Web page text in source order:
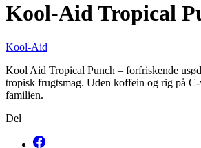
Kool-Aid Tropical
Kool-Aid
Kool Aid Tropical Punch – forfriskende
tropisk frugtsmag. Uden koffein og rig på
familien.
Del